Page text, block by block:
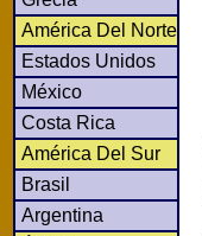
América Del Norte
Estados Unidos
México
Costa Rica
América Del Sur
Brasil
Argentina